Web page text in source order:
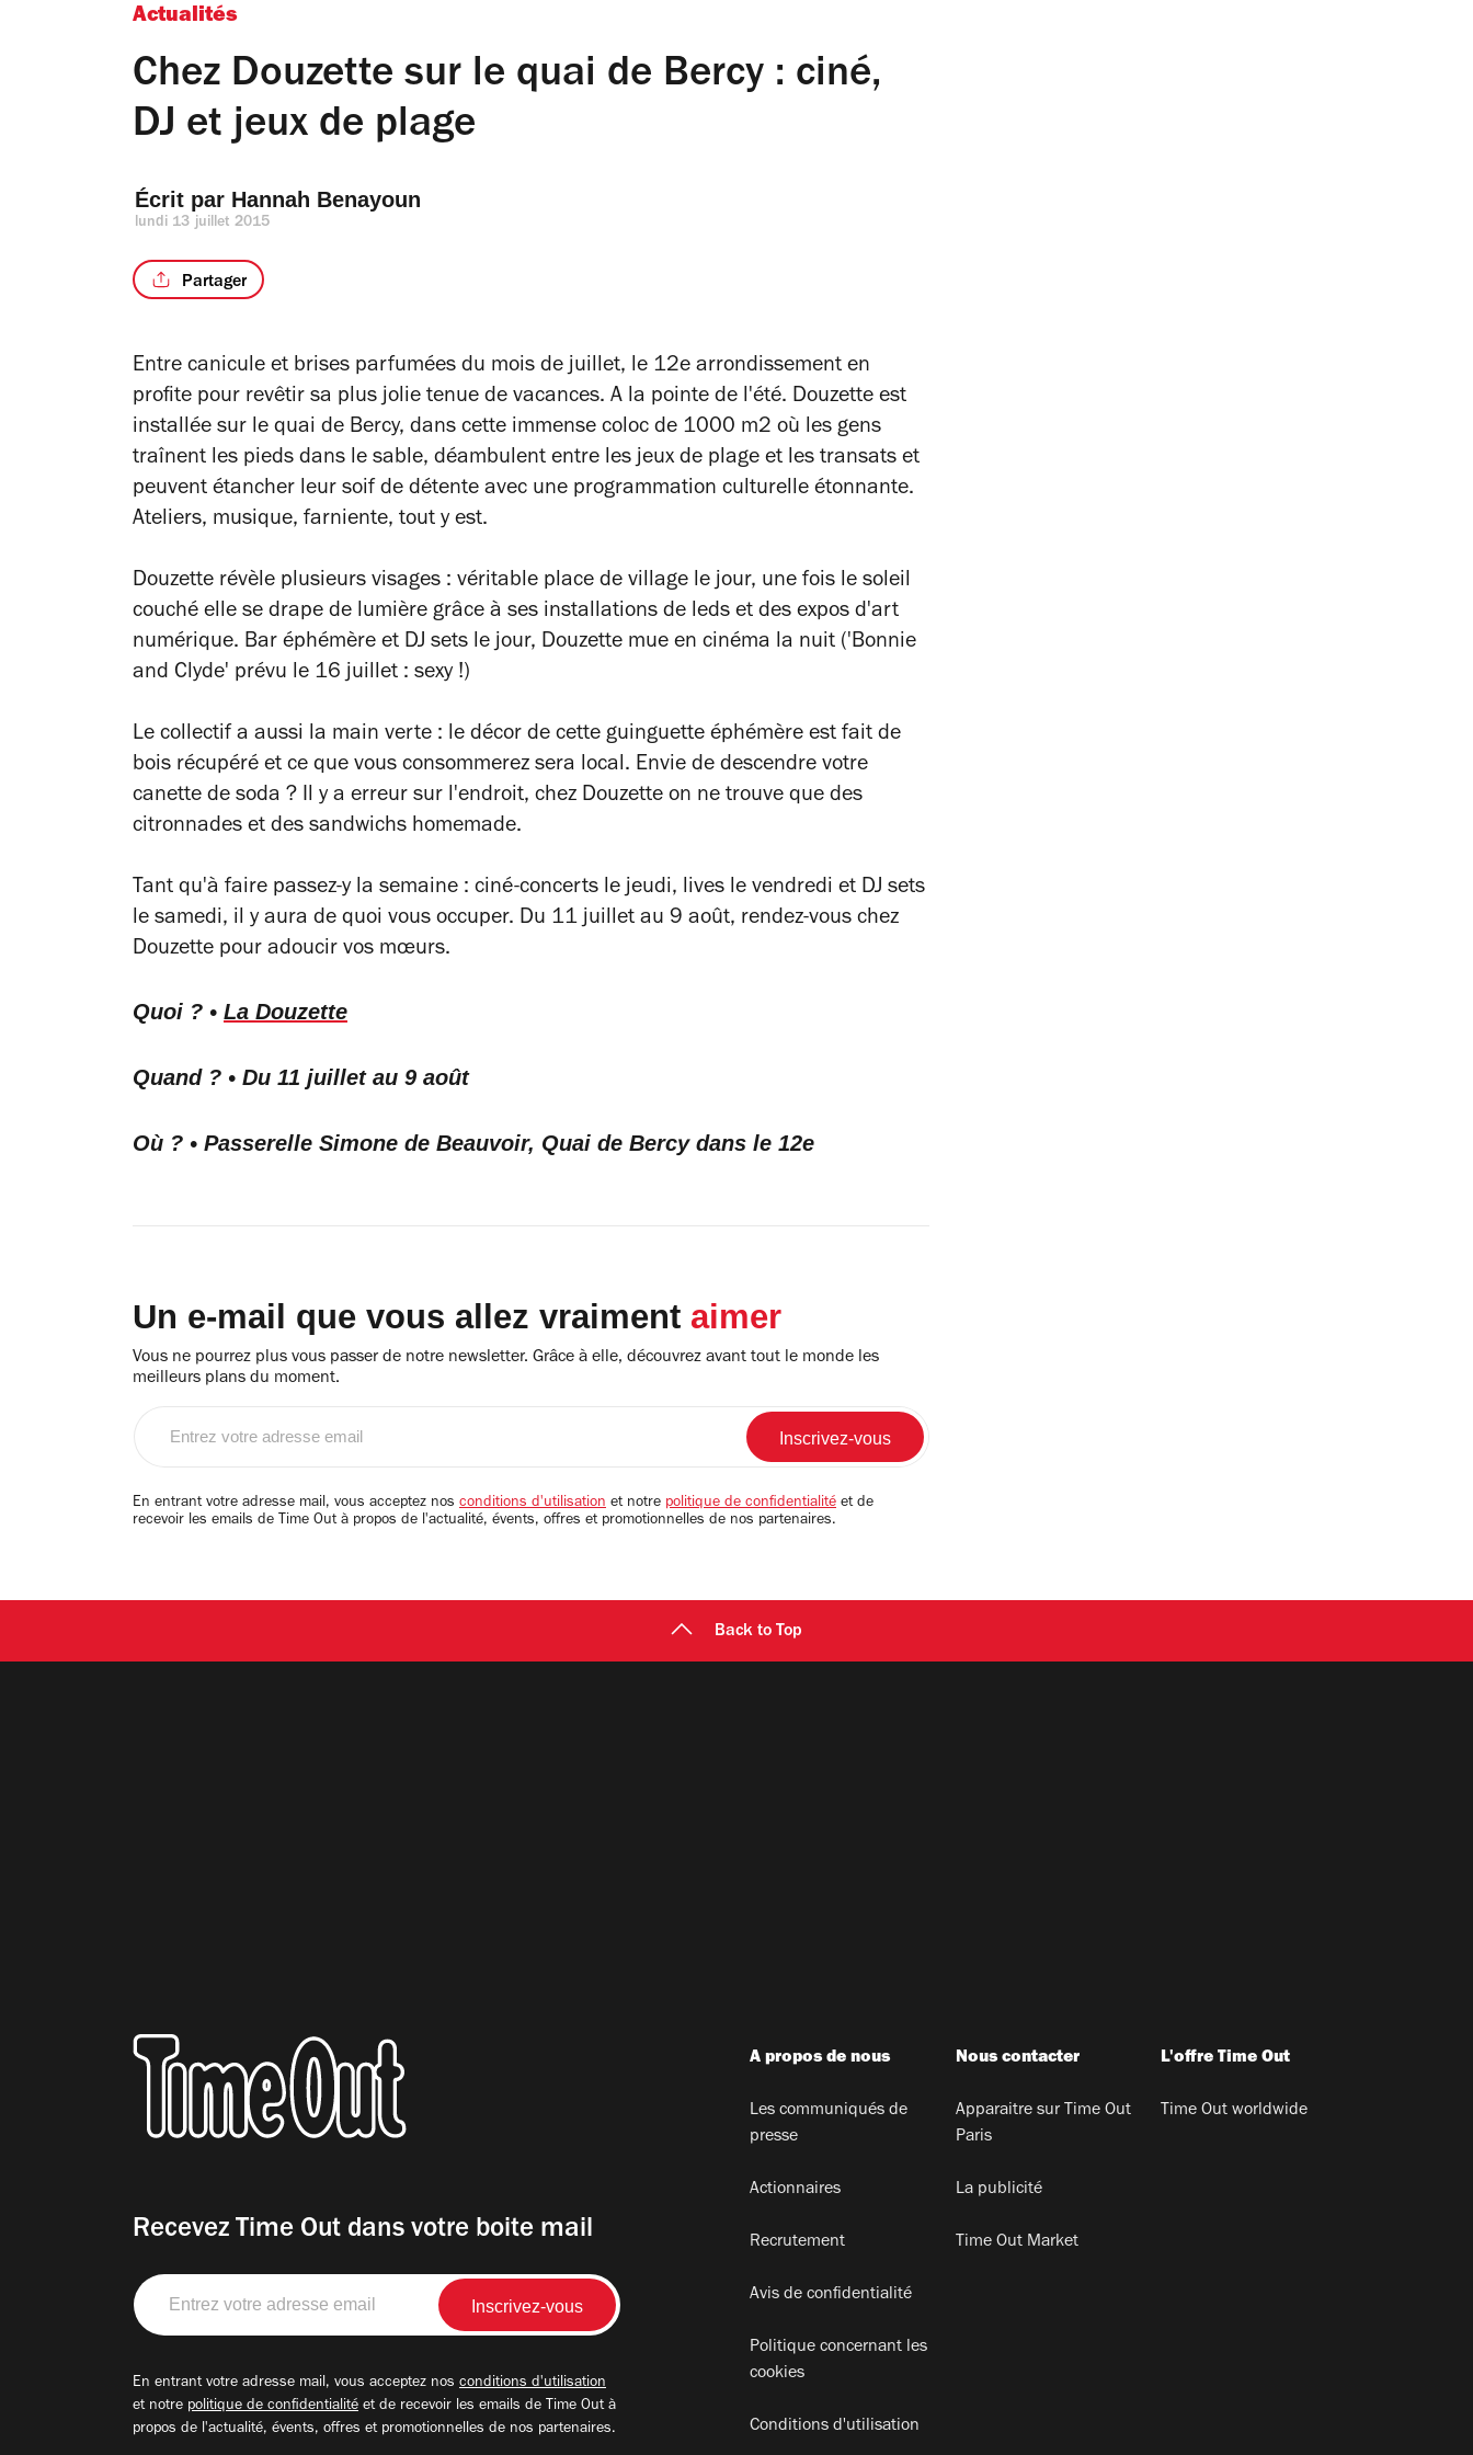
Actualités
Chez Douzette sur le quai de Bercy : ciné,
DJ et jeux de plage
Écrit par Hannah Benayoun
lundi 13 juillet 2015
Partager
Entre canicule et brises parfumées du mois de juillet, le 12e arrondissement en
profite pour revêtir sa plus jolie tenue de vacances. A la pointe de l'été. Douzette est
installée sur le quai de Bercy, dans cette immense coloc de 1000 m2 où les gens
traînent les pieds dans le sable, déambulent entre les jeux de plage et les transats et
peuvent étancher leur soif de détente avec une programmation culturelle étonnante.
Ateliers, musique, farniente, tout y est.
Douzette révèle plusieurs visages : véritable place de village le jour, une fois le soleil
couché elle se drape de lumière grâce à ses installations de leds et des expos d'art
numérique. Bar éphémère et DJ sets le jour, Douzette mue en cinéma la nuit ('Bonnie
and Clyde' prévu le 16 juillet : sexy !)
Le collectif a aussi la main verte : le décor de cette guinguette éphémère est fait de
bois récupéré et ce que vous consommerez sera local. Envie de descendre votre
canette de soda ? Il y a erreur sur l'endroit, chez Douzette on ne trouve que des
citronnades et des sandwichs homemade.
Tant qu'à faire passez-y la semaine : ciné-concerts le jeudi, lives le vendredi et DJ sets
le samedi, il y aura de quoi vous occuper. Du 11 juillet au 9 août, rendez-vous chez
Douzette pour adoucir vos mœurs.
Quoi ? • La Douzette
Quand ? • Du 11 juillet au 9 août
Où ? • Passerelle Simone de Beauvoir, Quai de Bercy dans le 12e
Un e-mail que vous allez vraiment aimer
Vous ne pourrez plus vous passer de notre newsletter. Grâce à elle, découvrez avant tout le monde les
meilleurs plans du moment.
email
En entrant votre adresse mail, vous acceptez nos conditions d'utilisation et notre politique de confidentialité et de
recevoir les emails de Time Out à propos de l'actualité, évents, offres et promotionnelles de nos partenaires.
Back to Top
Recevez Time Out dans votre boite mail
Entrez
votre
adresse
En entrant votre adresse mail, vous acceptez nos conditions d'utilisation
et notre politique de confidentialité et de recevoir les emails de Time Out à
propos de l'actualité, évents, offres et promotionnelles de nos partenaires.
A propos de nous
Les communiqués de
presse
Actionnaires
Recrutement
Avis de confidentialité
Politique concernant les
cookies
Conditions d'utilisation
Nous contacter
Apparaitre sur Time Out
Paris
La publicité
Time Out Market
L'offre Time Out
Time Out worldwide